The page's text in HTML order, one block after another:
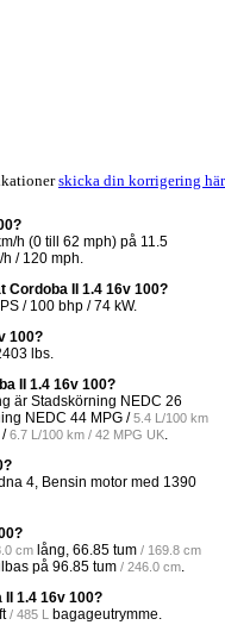
skicka din korrigering här
h (0 till 62 mph) på 11.5
/ 120 mph.
Cordoba II 1.4 16v 100?
/ 100 bhp / 74 kW.
100?
lbs.
II 1.4 16v 100?
är Stadskörning NEDC 26
NEDC 44 MPG /5.4 L/100 km
/6.7 L/100 km / 42 MPG UK.
4, Bensin motor med 1390
cm lång, 66.85 tum / 169.8 cm
på 96.85 tum / 246.0 cm.
1.4 16v 100?
/ 485 L bagageutrymme.